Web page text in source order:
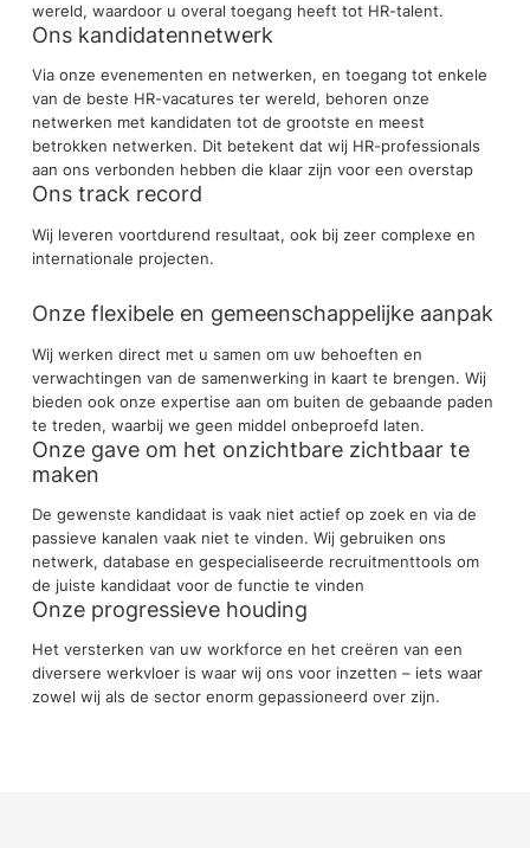
wereld, waardoor u overal toegang heeft tot HR-talent.
Ons kandidatennetwerk
Via onze evenementen en netwerken, en toegang tot enkele
van de beste HR-vacatures ter wereld, behoren onze
netwerken met kandidaten tot de grootste en meest
betrokken netwerken. Dit betekent dat wij HR-professionals
aan ons verbonden hebben die klaar zijn voor een overstap
Ons track record
Wij leveren voortdurend resultaat, ook bij zeer complexe en
internationale projecten.
Onze flexibele en gemeenschappelijke aanpak
Wij werken direct met u samen om uw behoeften en
verwachtingen van de samenwerking in kaart te brengen. Wij
bieden ook onze expertise aan om buiten de gebaande paden
te treden, waarbij we geen middel onbeproefd laten.
Onze gave om het onzichtbare zichtbaar te
maken
De gewenste kandidaat is vaak niet actief op zoek en via de
passieve kanalen vaak niet te vinden. Wij gebruiken ons
netwerk, database en gespecialiseerde recruitmenttools om
de juiste kandidaat voor de functie te vinden
Onze progressieve houding
Het versterken van uw workforce en het creëren van een
diversere werkvloer is waar wij ons voor inzetten – iets waar
zowel wij als de sector enorm gepassioneerd over zijn.